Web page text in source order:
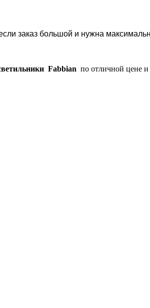
заказ большой и нужна
Fabbian по отличной цене и